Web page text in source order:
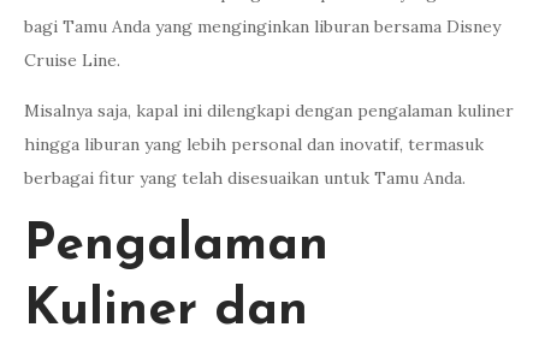
bagi Tamu Anda yang menginginkan liburan bersama Disney
Cruise Line.
Misalnya saja, kapal ini dilengkapi dengan pengalaman kuliner
hingga liburan yang lebih personal dan inovatif, termasuk
berbagai fitur yang telah disesuaikan untuk Tamu Anda.
Pengalaman
Kuliner dan